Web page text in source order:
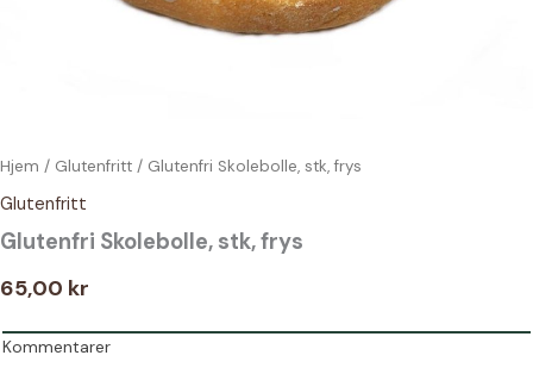
Hjem / Glutenfritt / Glutenfri Skolebolle, stk, frys
Glutenfritt
Glutenfri Skolebolle, stk, frys
65,00 kr
Kommentarer